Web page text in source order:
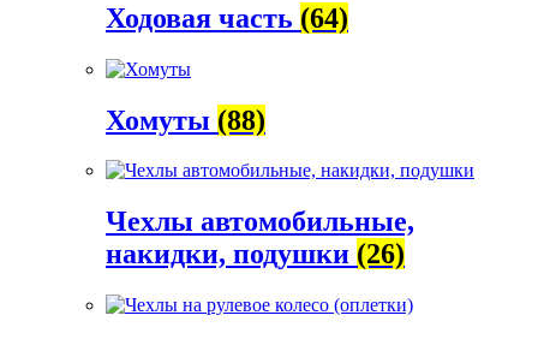
Ходовая часть (64)
Хомуты (88)
Чехлы автомобильные,
накидки, подушки (26)